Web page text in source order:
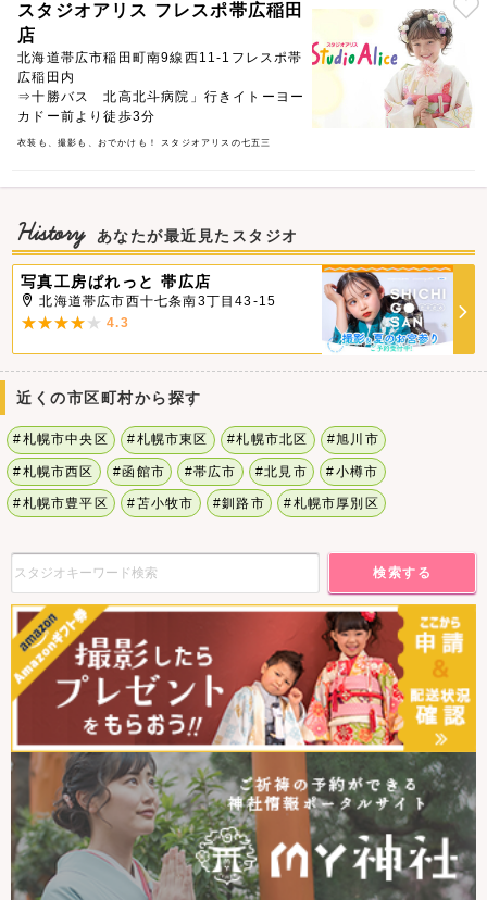
スタジオアリス フレスポ帯広稲田
店
北海道帯広市稲田町南9線西11-1フレスポ帯
広稲田内
⇒十勝バス 北高北斗病院」行きイトーヨー
カドー前より徒歩3分
衣装も、撮影も、おでかけも！ スタジオアリスの七五三
History あなたが最近見たスタジオ
写真工房ぱれっと 帯広店
北海道帯広市西十七条南3丁目43-15
4.3
近くの市区町村から探す
#札幌市中央区 #札幌市東区 #札幌市北区 #旭川市
#札幌市西区 #函館市 #帯広市 #北見市 #小樽市
#札幌市豊平区 #苫小牧市 #釧路市 #札幌市厚別区
検索する